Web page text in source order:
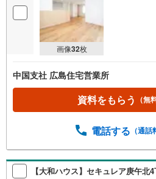
画像32枚
中国支社 広島住宅営業所
資料をもらう （無
電話する （通話
【大和ハウス】セキュレア庚午北4